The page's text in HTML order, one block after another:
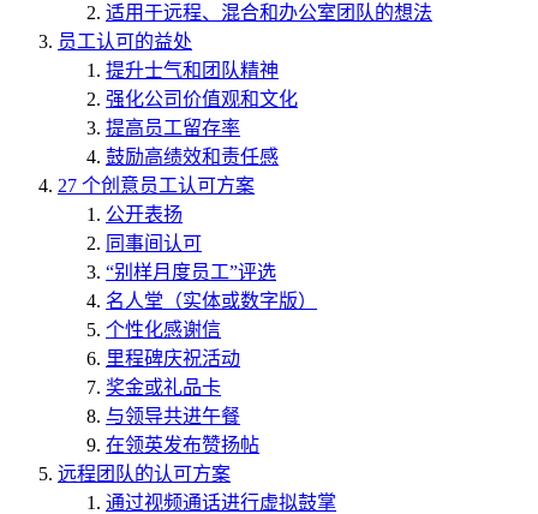
适用于远程、混合和办公室团队的想法
员工认可的益处
提升士气和团队精神
强化公司价值观和文化
提高员工留存率
鼓励高绩效和责任感
27 个创意员工认可方案
公开表扬
同事间认可
“别样月度员工”评选
名人堂（实体或数字版）
个性化感谢信
里程碑庆祝活动
奖金或礼品卡
与领导共进午餐
在领英发布赞扬帖
远程团队的认可方案
通过视频通话进行虚拟鼓掌